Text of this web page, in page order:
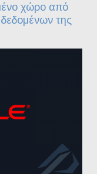
χώρο από
της